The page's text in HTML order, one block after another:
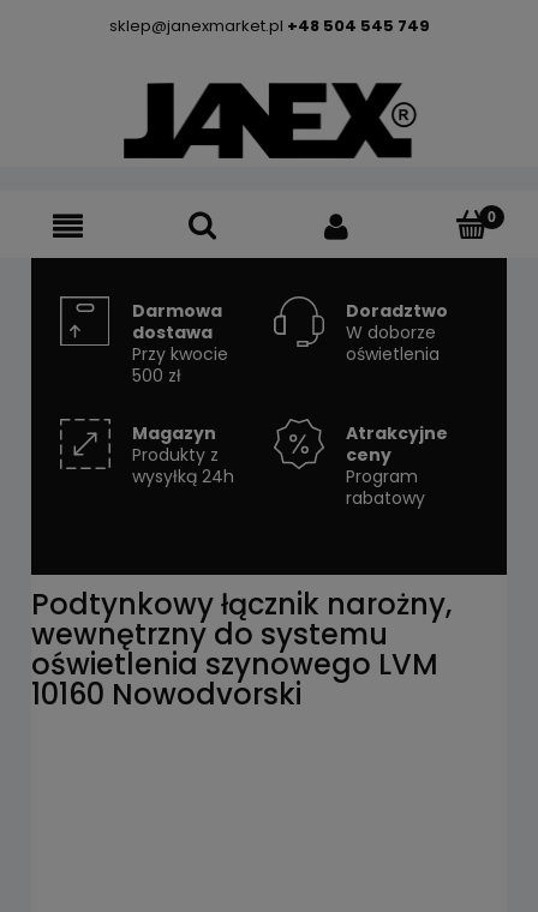
sklep@janexmarket.pl +48 504 545 749
Darmowa
dostawa
Przy kwocie
500 zł
Doradztwo
W doborze
oświetlenia
Magazyn
Produkty z
wysyłką 24h
Atrakcyjne
ceny
Program
rabatowy
Podtynkowy łącznik narożny,
wewnętrzny do systemu
oświetlenia szynowego LVM
10160 Nowodvorski